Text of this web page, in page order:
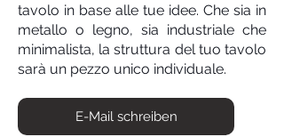
tavolo in base alle tue idee. Che sia in
metallo o legno, sia industriale che
minimalista, la struttura del tuo tavolo
sarà un pezzo unico individuale.
E-Mail schreiben